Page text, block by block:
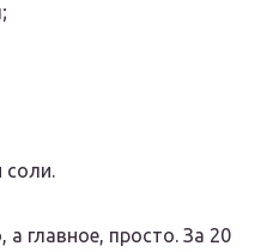
соли.
главное, просто. За 20